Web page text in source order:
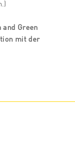
and Green
mit der